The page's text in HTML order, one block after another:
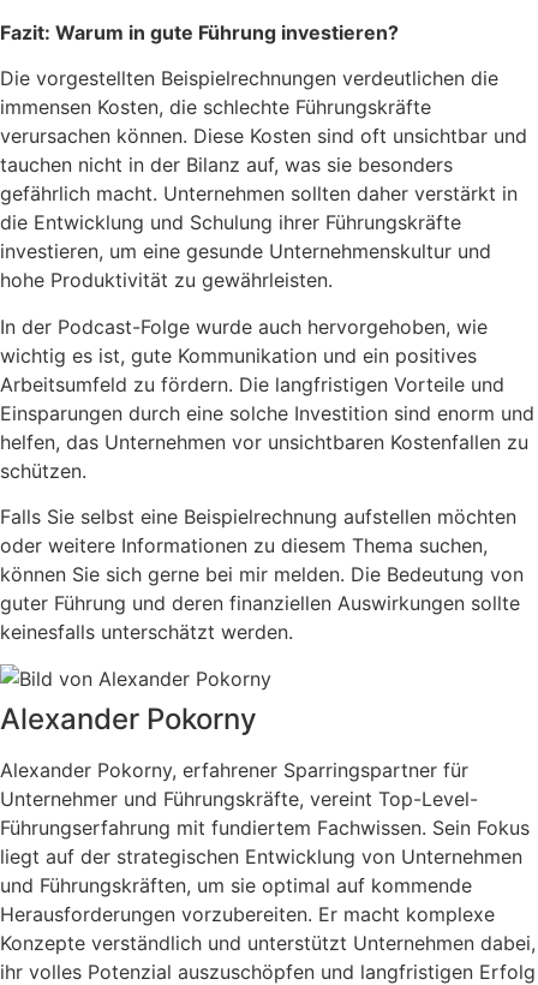
Fazit: Warum in gute Führung investieren?
Die vorgestellten Beispielrechnungen verdeutlichen die
immensen Kosten, die schlechte Führungskräfte
verursachen können. Diese Kosten sind oft unsichtbar und
tauchen nicht in der Bilanz auf, was sie besonders
gefährlich macht. Unternehmen sollten daher verstärkt in
die Entwicklung und Schulung ihrer Führungskräfte
investieren, um eine gesunde Unternehmenskultur und
hohe Produktivität zu gewährleisten.
In der Podcast-Folge wurde auch hervorgehoben, wie
wichtig es ist, gute Kommunikation und ein positives
Arbeitsumfeld zu fördern. Die langfristigen Vorteile und
Einsparungen durch eine solche Investition sind enorm und
helfen, das Unternehmen vor unsichtbaren Kostenfallen zu
schützen.
Falls Sie selbst eine Beispielrechnung aufstellen möchten
oder weitere Informationen zu diesem Thema suchen,
können Sie sich gerne bei mir melden. Die Bedeutung von
guter Führung und deren finanziellen Auswirkungen sollte
keinesfalls unterschätzt werden.
Alexander Pokorny
Alexander Pokorny, erfahrener Sparringspartner für
Unternehmer und Führungskräfte, vereint Top-Level-
Führungserfahrung mit fundiertem Fachwissen. Sein Fokus
liegt auf der strategischen Entwicklung von Unternehmen
und Führungskräften, um sie optimal auf kommende
Herausforderungen vorzubereiten. Er macht komplexe
Konzepte verständlich und unterstützt Unternehmen dabei,
ihr volles Potenzial auszuschöpfen und langfristigen Erfolg